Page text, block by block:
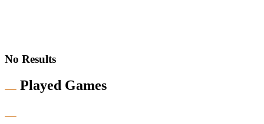
No Results
Played Games